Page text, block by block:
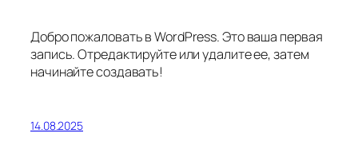
Добро пожаловать в WordPress. Это ваша первая
запись. Отредактируйте или удалите ее, затем
начинайте создавать!
14.08.2025